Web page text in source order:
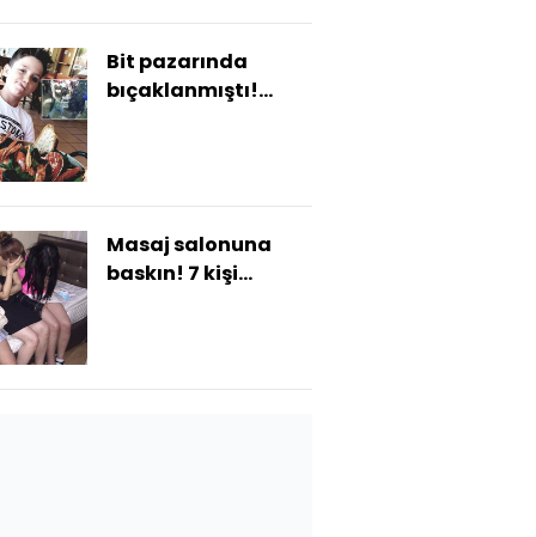
Bit pazarında
bıçaklanmıştı!
Masaj salonuna
baskın! 7 kişi